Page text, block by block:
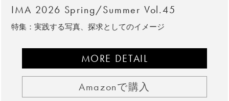
IMA 2026 Spring/Summer Vol.45
特集：実践する写真、探求としてのイメージ
MORE DETAIL
Amazonで購入